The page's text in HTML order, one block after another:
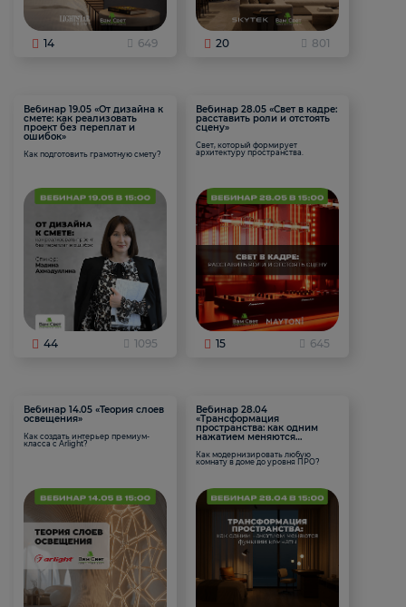
14 649 20 801
Вебинар 19.05 «От дизайна к
смете: как реализовать
проект без переплат и
ошибок»
Как подготовить грамотную смету?
44 1095
Вебинар 28.05 «Свет в кадре:
расставить роли и отстоять
сцену»
Свет, который формирует
архитектуру пространства.
15 645
Вебинар 14.05 «Теория слоев
освещения»
Как создать интерьер премиум-
класса с Arlight?
Вебинар 28.04
«Трансформация
пространства: как одним
нажатием меняются
Как модернизировать любую
комнату в доме до уровня ПРО?